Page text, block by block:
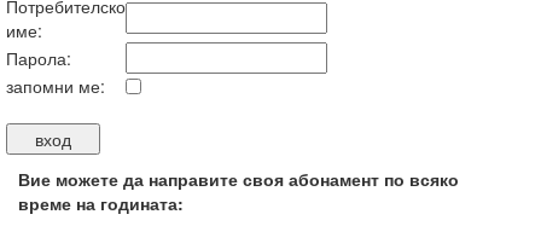
Потребителско
име:
Парола:
запомни ме:
Вие можете да направите своя абонамент по всяко
време на годината: